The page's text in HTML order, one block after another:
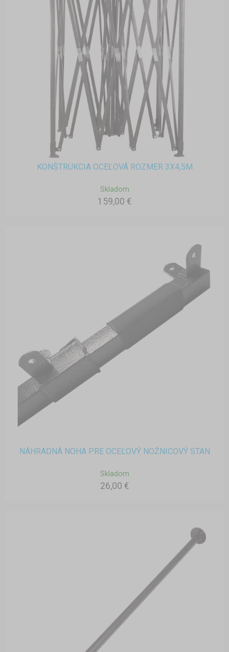
KONŠTRUKCIA OCEĽOVÁ ROZMER 3X4,5M
Skladom
159,00 €
NÁHRADNÁ NOHA PRE OCEĽOVÝ NOŽNICOVÝ STAN
Skladom
26,00 €